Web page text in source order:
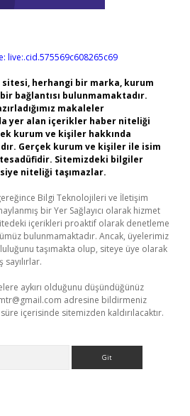
live:.cid.575569c608265c69
herhangi bir marka, kurum
bağlantısı bulunmamaktadır.
makaleler
yer alan içerikler haber niteliği
kurum ve kişiler hakkında
Gerçek kurum ve kişiler ile isim
Sitemizdeki bilgiler
niteliği taşımazlar.
Bilgi Teknolojileri ve İletişim
bir Yer Sağlayıcı olarak hizmet
içerikleri proaktif olarak denetleme
bulunmamaktadır. Ancak, üyelerimiz
taşımakta olup, siteye üye olarak
aykırı olduğunu düşündüğünüz
adresine bildirmeniz
içerisinde sitemizden kaldırılacaktır.